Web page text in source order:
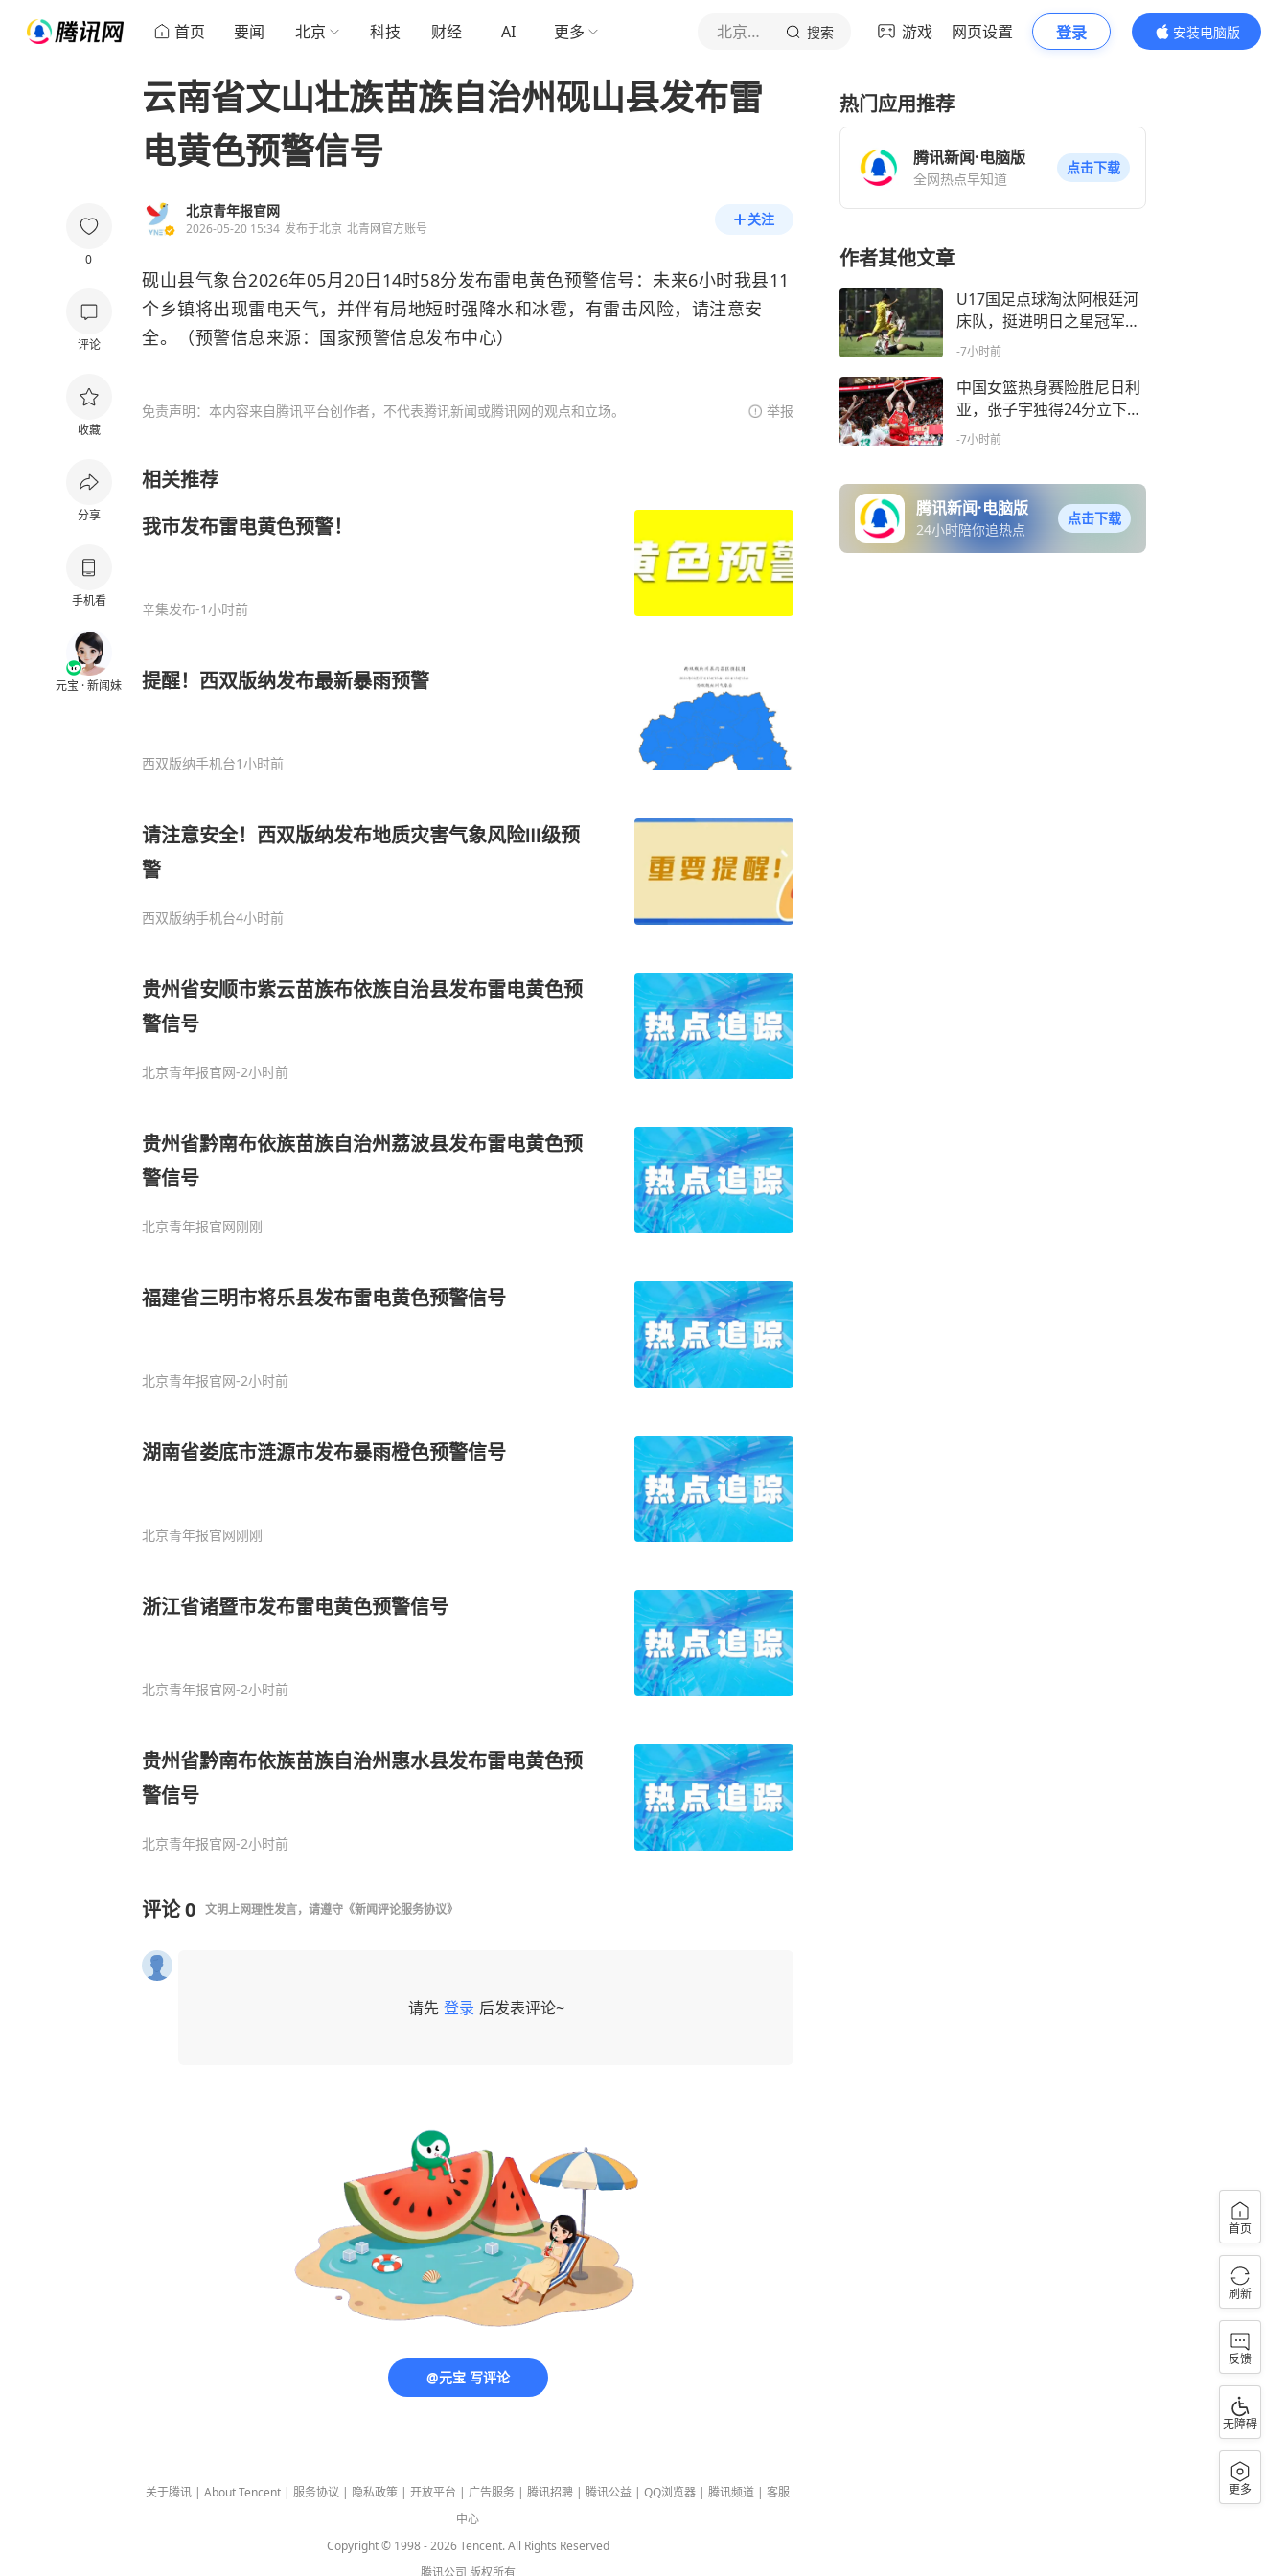
首页 要闻 北京 科技 财经 AI 更多 北京青年报官网 搜索 游戏 网页设置 登录
安装电脑版
内容更精彩
0
评论
收藏
分享
手机看
元宝 · 新闻妹
云南省文山壮族苗族自治州砚山县发布雷
电黄色预警信号
北京青年报官网
2026-05-20 15:34 发布于北京 北青网官方账号
关注
砚山县气象台2026年05月20日14时58分发布雷电黄色预警信号：未来6小时我县11
个乡镇将出现雷电天气，并伴有局地短时强降水和冰雹，有雷击风险，请注意安
全。（预警信息来源：国家预警信息发布中心）
免责声明：本内容来自腾讯平台创作者，不代表腾讯新闻或腾讯网的观点和立场。 举报
相关推荐
我市发布雷电黄色预警！
辛集发布-1小时前
提醒！西双版纳发布最新暴雨预警
西双版纳手机台1小时前
请注意安全！西双版纳发布地质灾害气象风险Ⅲ级预
警
西双版纳手机台4小时前
贵州省安顺市紫云苗族布依族自治县发布雷电黄色预
警信号
北京青年报官网-2小时前
贵州省黔南布依族苗族自治州荔波县发布雷电黄色预
警信号
北京青年报官网刚刚
福建省三明市将乐县发布雷电黄色预警信号
北京青年报官网-2小时前
湖南省娄底市涟源市发布暴雨橙色预警信号
北京青年报官网刚刚
浙江省诸暨市发布雷电黄色预警信号
北京青年报官网-2小时前
贵州省黔南布依族苗族自治州惠水县发布雷电黄色预
警信号
北京青年报官网-2小时前
评论0 文明上网理性发言，请遵守 《新闻评论服务协议》
请先 登录 后发表评论~
@元宝 写评论
关于腾讯 | About Tencent | 服务协议 | 隐私政策 | 开放平台 | 广告服务 | 腾讯招聘 | 腾讯公益 | QQ浏览器 | 腾讯频道 | 客服
中心
Copyright © 1998 -2026Tencent. All Rights Reserved
热门应用推荐
腾讯新闻·电脑版
全网热点早知道
点击下载
作者其他文章
U17国足点球淘汰阿根廷河
床队，挺进明日之星冠军杯
决赛
-7小时前
中国女篮热身赛险胜尼日利
亚，张子宇独得24分立下头
功
-7小时前
腾讯新闻·电脑版
24小时陪你追热点
点击下载
首页
刷新
反馈
无障碍
更多